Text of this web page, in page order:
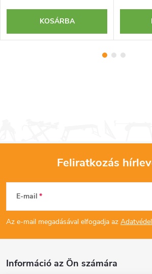
KOSÁRBA
L
á
b
Feliratkozás
E-mail
Az e-mail megadásával elfogadja az
Információ az Ön számára